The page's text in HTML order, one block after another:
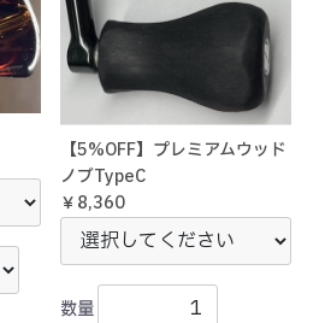
【5%OFF】プレミアムウッド
ノブTypeC
￥8,360
数量